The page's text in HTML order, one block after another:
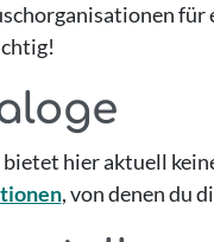
hier aktuell
, von denen du